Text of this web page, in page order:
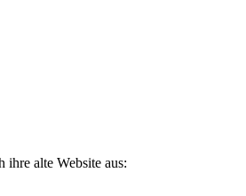
alte Website aus: